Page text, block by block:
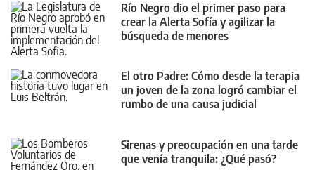
Río Negro dio el primer paso para
crear la Alerta Sofía y agilizar la
búsqueda de menores
El otro Padre: Cómo desde la terapia
un joven de la zona logró cambiar el
rumbo de una causa judicial
Sirenas y preocupación en una tarde
que venía tranquila: ¿Qué pasó?